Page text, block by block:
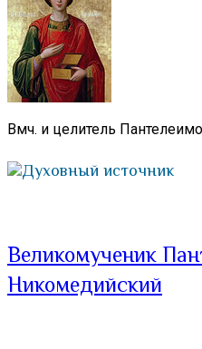
Вмч. и целитель
Духовный источник
Великомученик
Никомедийский